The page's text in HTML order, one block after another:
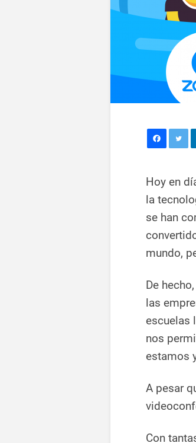
Hoy en
la
se han
mundo,
De
las
escuelas
nos
estamos
A pesar
Con